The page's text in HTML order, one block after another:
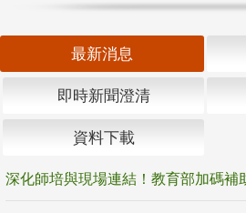
最新消息
即時新聞澄清
資料下載